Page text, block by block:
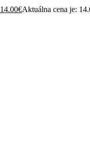
14.00€Aktuálna cena je: